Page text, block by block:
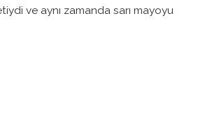
ve aynı zamanda sarı mayoyu